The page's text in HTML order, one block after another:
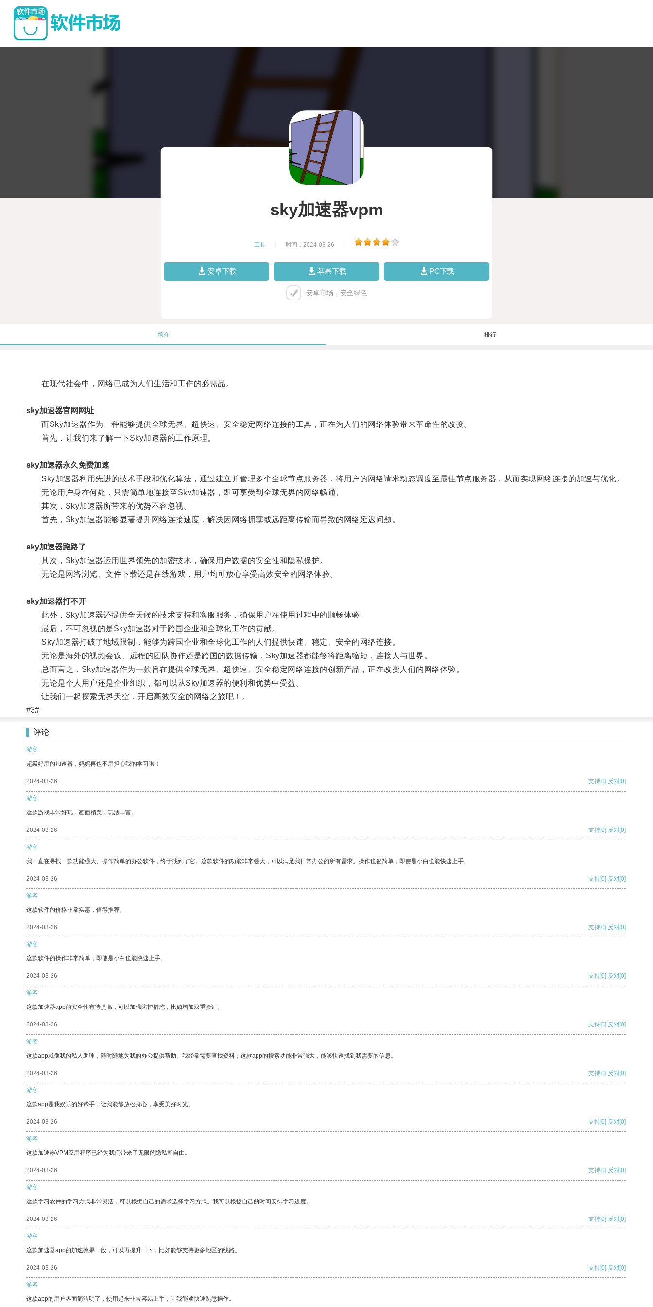
sky加速器vpm
工具 时间：2024-03-26
安卓下载 苹果下载 PC下载
安卓市场，安全绿色
简介 排行
在现代社会中，网络已成为人们生活和工作的必需品。
sky加速器官网网址
而Sky加速器作为一种能够提供全球无界、超快速、安全稳定网络连接的工具，正在为人们的网络体验带来革命性的改变。
首先，让我们来了解一下Sky加速器的工作原理。
sky加速器永久免费加速
Sky加速器利用先进的技术手段和优化算法，通过建立并管理多个全球节点服务器，将用户的网络请求动态调度至最佳节点服务器，从而实现网络连接的加速与优化。
无论用户身在何处，只需简单地连接至Sky加速器，即可享受到全球无界的网络畅通。
其次，Sky加速器所带来的优势不容忽视。
首先，Sky加速器能够显著提升网络连接速度，解决因网络拥塞或远距离传输而导致的网络延迟问题。
sky加速器跑路了
其次，Sky加速器运用世界领先的加密技术，确保用户数据的安全性和隐私保护。
无论是网络浏览、文件下载还是在线游戏，用户均可放心享受高效安全的网络体验。
sky加速器打不开
此外，Sky加速器还提供全天候的技术支持和客服服务，确保用户在使用过程中的顺畅体验。
最后，不可忽视的是Sky加速器对于跨国企业和全球化工作的贡献。
Sky加速器打破了地域限制，能够为跨国企业和全球化工作的人们提供快速、稳定、安全的网络连接。
无论是海外的视频会议、远程的团队协作还是跨国的数据传输，Sky加速器都能够将距离缩短，连接人与世界。
总而言之，Sky加速器作为一款旨在提供全球无界、超快速、安全稳定网络连接的创新产品，正在改变人们的网络体验。
无论是个人用户还是企业组织，都可以从Sky加速器的便利和优势中受益。
让我们一起探索无界天空，开启高效安全的网络之旅吧！。
#3#
评论
游客
超级好用的加速器，妈妈再也不用担心我的学习啦！
2024-03-26 支持[0] 反对[0]
游客
这款游戏非常好玩，画面精美，玩法丰富。
2024-03-26 支持[0] 反对[0]
游客
我一直在寻找一款功能强大、操作简单的办公软件，终于找到了它。这款软件的功能非常强大，可以满足我日常办公的所有需求。操作也很简单，即使是小白也能快速上手。
2024-03-26 支持[0] 反对[0]
游客
这款软件的价格非常实惠，值得推荐。
2024-03-26 支持[0] 反对[0]
游客
这款软件的操作非常简单，即使是小白也能快速上手。
2024-03-26 支持[0] 反对[0]
游客
这款加速器app的安全性有待提高，可以加强防护措施，比如增加双重验证。
2024-03-26 支持[0] 反对[0]
游客
这款app就像我的私人助理，随时随地为我的办公提供帮助。我经常需要查找资料，这款app的搜索功能非常强大，能够快速找到我需要的信息。
2024-03-26 支持[0] 反对[0]
游客
这款app是我娱乐的好帮手，让我能够放松身心，享受美好时光。
2024-03-26 支持[0] 反对[0]
游客
这款加速器VPM应用程序已经为我们带来了无限的隐私和自由。
2024-03-26 支持[0] 反对[0]
游客
这款学习软件的学习方式非常灵活，可以根据自己的需求选择学习方式。我可以根据自己的时间安排学习进度。
2024-03-26 支持[0] 反对[0]
游客
这款加速器app的加速效果一般，可以再提升一下，比如能够支持更多地区的线路。
2024-03-26 支持[0] 反对[0]
游客
这款app的用户界面简洁明了，使用起来非常容易上手，让我能够快速熟悉操作。